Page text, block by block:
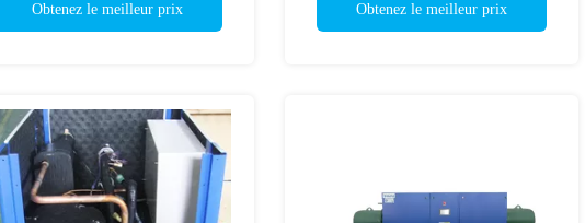
Obtenez le meilleur prix
Obtenez le meilleur prix